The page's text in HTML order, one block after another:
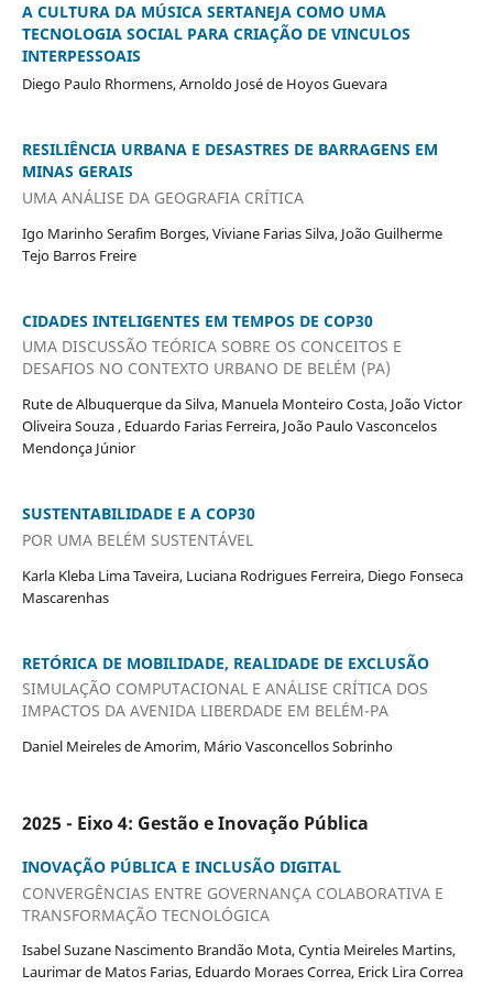
A CULTURA DA MÚSICA SERTANEJA COMO UMA
TECNOLOGIA SOCIAL PARA CRIAÇÃO DE VINCULOS
INTERPESSOAIS
Diego Paulo Rhormens, Arnoldo José de Hoyos Guevara
RESILIÊNCIA URBANA E DESASTRES DE BARRAGENS EM
MINAS GERAIS
UMA ANÁLISE DA GEOGRAFIA CRÍTICA
Igo Marinho Serafim Borges, Viviane Farias Silva, João Guilherme
Tejo Barros Freire
CIDADES INTELIGENTES EM TEMPOS DE COP30
UMA DISCUSSÃO TEÓRICA SOBRE OS CONCEITOS E
DESAFIOS NO CONTEXTO URBANO DE BELÉM (PA)
Rute de Albuquerque da Silva, Manuela Monteiro Costa, João Victor
Oliveira Souza , Eduardo Farias Ferreira, João Paulo Vasconcelos
Mendonça Júnior
SUSTENTABILIDADE E A COP30
POR UMA BELÉM SUSTENTÁVEL
Karla Kleba Lima Taveira, Luciana Rodrigues Ferreira, Diego Fonseca
Mascarenhas
RETÓRICA DE MOBILIDADE, REALIDADE DE EXCLUSÃO
SIMULAÇÃO COMPUTACIONAL E ANÁLISE CRÍTICA DOS
IMPACTOS DA AVENIDA LIBERDADE EM BELÉM-PA
Daniel Meireles de Amorim, Mário Vasconcellos Sobrinho
2025 - Eixo 4: Gestão e Inovação Pública
INOVAÇÃO PÚBLICA E INCLUSÃO DIGITAL
CONVERGÊNCIAS ENTRE GOVERNANÇA COLABORATIVA E
TRANSFORMAÇÃO TECNOLÓGICA
Isabel Suzane Nascimento Brandão Mota, Cyntia Meireles Martins,
Laurimar de Matos Farias, Eduardo Moraes Correa, Erick Lira Correa